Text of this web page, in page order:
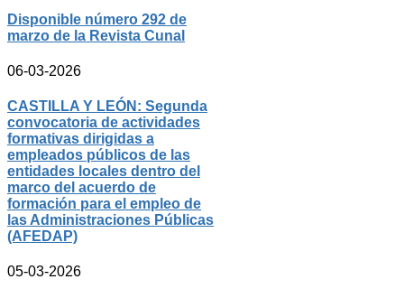
Disponible número 292 de
marzo de la Revista Cunal
06-03-2026
CASTILLA Y LEÓN: Segunda
convocatoria de actividades
formativas dirigidas a
empleados públicos de las
entidades locales dentro del
marco del acuerdo de
formación para el empleo de
las Administraciones Públicas
(AFEDAP)
05-03-2026